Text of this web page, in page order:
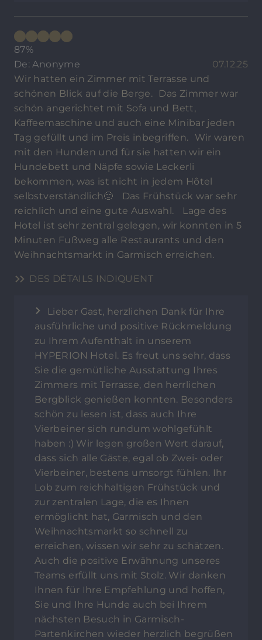
87%
De: Anonyme
07.12.25
Wir hatten ein Zimmer mit Terrasse und
schönen Blick auf die Berge. Das Zimmer war
schön angerichtet mit Sofa und Bett,
Kaffeemaschine und auch eine Minibar jeden
Tag gefüllt und im Preis inbegriffen. Wir waren
mit den Hunden und für sie hatten wir ein
Hundebett und Näpfe sowie Leckerli
bekommen, was ist nicht in jedem Hôtel
selbstverständlich🙂 Das Frühstück war sehr
reichlich und eine gute Auswahl. Lage des
Hotel ist sehr zentral gelegen, wir konnten in 5
Minuten Fußweg alle Restaurants und den
Weihnachtsmarkt in Garmisch erreichen.
DES DÉTAILS INDIQUENT
Lieber Gast, herzlichen Dank für Ihre
ausführliche und positive Rückmeldung
zu Ihrem Aufenthalt in unserem
HYPERION Hotel. Es freut uns sehr, dass
Sie die gemütliche Ausstattung Ihres
Zimmers mit Terrasse, den herrlichen
Bergblick genießen konnten. Besonders
schön zu lesen ist, dass auch Ihre
Vierbeiner sich rundum wohlgefühlt
haben :) Wir legen großen Wert darauf,
dass sich alle Gäste, egal ob Zwei- oder
Vierbeiner, bestens umsorgt fühlen. Ihr
Lob zum reichhaltigen Frühstück und
zur zentralen Lage, die es Ihnen
ermöglicht hat, Garmisch und den
Weihnachtsmarkt so schnell zu
erreichen, wissen wir sehr zu schätzen.
Auch die positive Erwähnung unseres
Teams erfüllt uns mit Stolz. Wir danken
Ihnen für Ihre Empfehlung und hoffen,
Sie und Ihre Hunde auch bei Ihrem
nächsten Besuch in Garmisch-
Partenkirchen wieder herzlich begrüßen